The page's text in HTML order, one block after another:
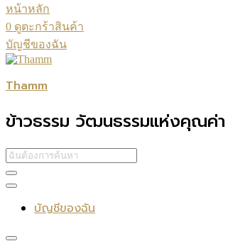
หน้าหลัก
0 ดูตะกร้าสินค้า
บัญชีของฉัน
Thamm
ข้าวธรรม วัฒนธรรมแห่งคุณค่า
บัญชีของฉัน